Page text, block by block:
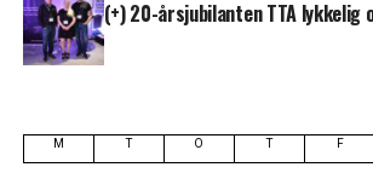
(+) 20-årsjubilanten TTA lykkelig
M T O T F